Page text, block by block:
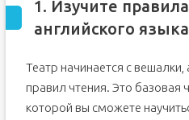
1. Изучите
английского языка
Театр начинается с
правил чтения. Это базовая
которой вы сможете